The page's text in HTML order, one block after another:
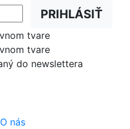
PRIHLÁSIŤ
tvare
tvare
do newslettera
O nás